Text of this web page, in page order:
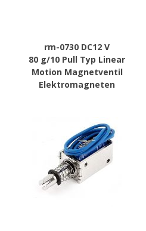
rm-0730 DC12 V
80 g/10 Pull Typ Linear
Motion Magnetventil
Elektromagneten